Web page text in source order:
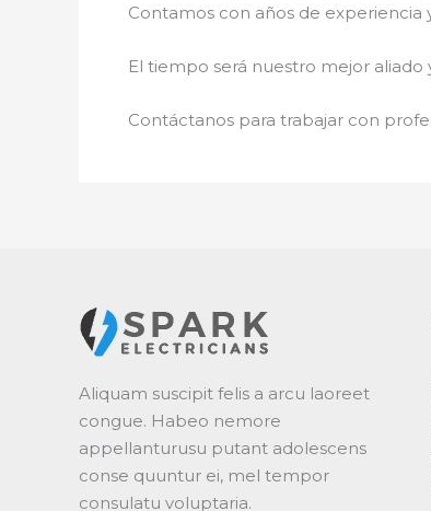
Contamos con años de experiencia
El tiempo será nuestro mejor aliado
Contáctanos para trabajar con
Aliquam suscipit felis a arcu laoreet
congue. Habeo nemore
appellanturusu putant adolescens
conse quuntur ei, mel tempor
consulatu voluptaria.